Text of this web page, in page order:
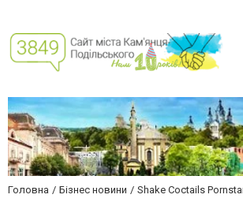
Головна Бізнес новини Shake Coctails